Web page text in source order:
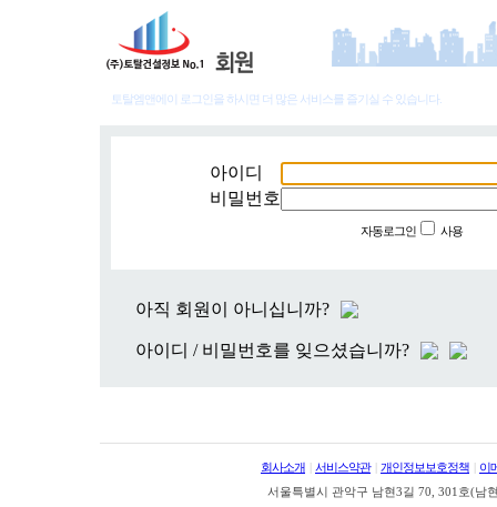
토탈엠앤에이 로그인을 하시면 더 많은 서비스를 즐기실 수 있습니다.
아이디
비밀번호
자동로그인 사용
아직 회원이 아니십니까?
아이디 / 비밀번호를 잊으셨습니까?
회사소개 서비스약관 개인정보보호정책
이
서울특별시 관악구 남현3길 70, 301호(남